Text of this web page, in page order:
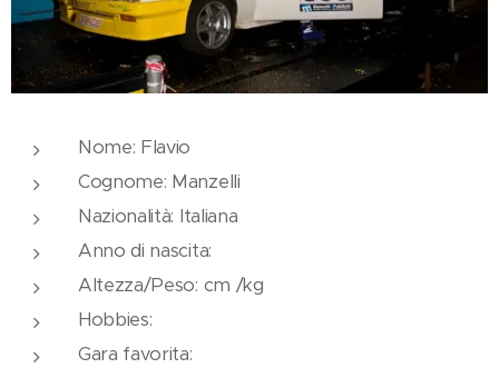
Nome: Flavio
Cognome: Manzelli
Nazionalità: Italiana
Anno di nascita:
Altezza/Peso: cm /kg
Hobbies:
Gara favorita: